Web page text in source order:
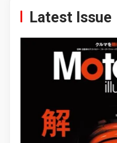
Latest Issue